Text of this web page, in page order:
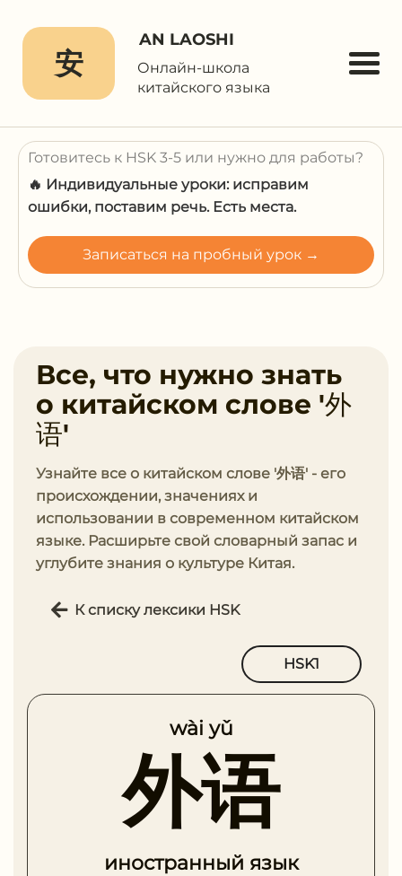
安
AN LAOSHI
Онлайн-школа
китайского языка
Готовитесь к HSK 3-5 или нужно для работы?
🔥 Индивидуальные уроки: исправим
ошибки, поставим речь. Есть места.
Записаться на пробный урок →
Все, что нужно знать
о китайском слове '外
语'
Узнайте все о китайском слове '外语' - его
происхождении, значениях и
использовании в современном китайском
языке. Расширьте свой словарный запас и
углубите знания о культуре Китая.
К списку лексики HSK
HSK1
wài yǔ
外语
иностранный язык